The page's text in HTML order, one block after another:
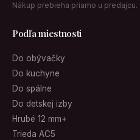
Nákup prebieha priamo u predajcu.
Podľa miestnosti
Do obývačky
Do kuchyne
Do spálne
Do detskej izby
Hrubé 12 mm+
Trieda AC5